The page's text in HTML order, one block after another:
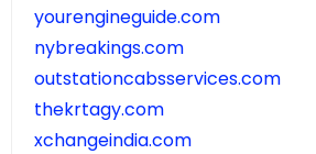
yourengineguide.com
nybreakings.com
outstationcabsservices.com
thekrtagy.com
xchangeindia.com